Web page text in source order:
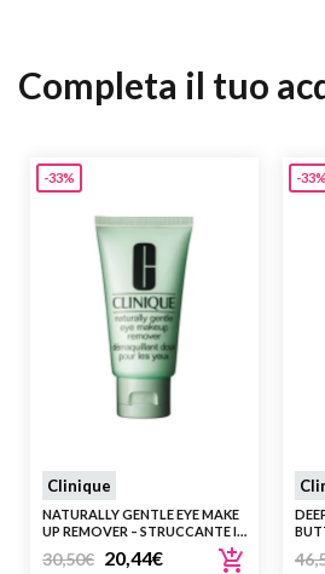
Completa il tuo
-33%
Clinique
NATURALLY GENTLE EYE MAKE
UP REMOVER – STRUCCANTE IN
CREMA PER OCCHI SENSIBILI
30,50€ 20,44€
-33%